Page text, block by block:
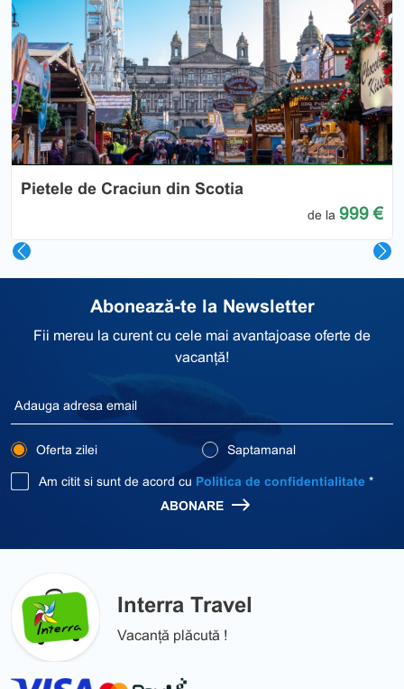
Pietele de Craciun din Scotia
de la 999 €
Previous
Abonează-te la Newsletter
Fii mereu la curent cu cele mai avantajoase oferte de
vacanță!
Oferta zilei Saptamanal
Am citit si sunt de acord cu Politica de confidentialitate *
ABONARE
Interra Travel
Vacanță plăcută !